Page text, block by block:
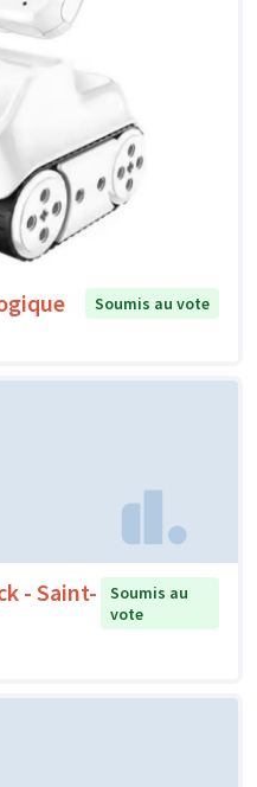
Soumis au vote
- Saint-
Soumis au
vote